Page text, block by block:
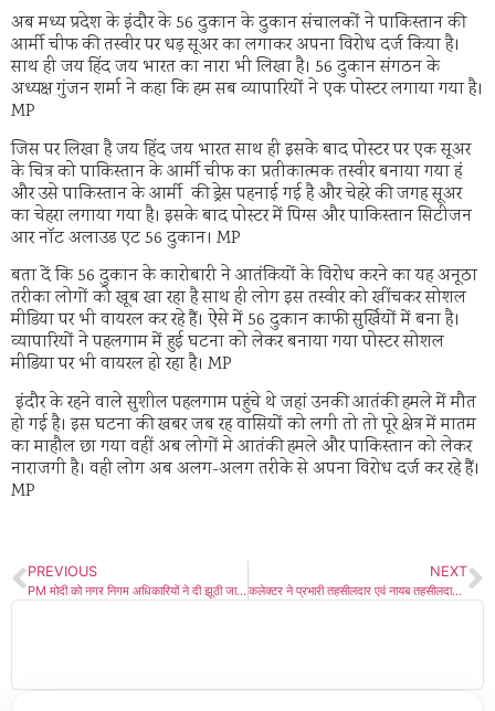
अब मध्य प्रदेश के इंदौर के 56 दुकान के दुकान संचालकों ने पाकिस्तान की
आर्मी चीफ की तस्वीर पर धड़ सूअर का लगाकर अपना विरोध दर्ज किया है।
साथ ही जय हिंद जय भारत का नारा भी लिखा है। 56 दुकान संगठन के
अध्यक्ष गुंजन शर्मा ने कहा कि हम सब व्यापारियों ने एक पोस्टर लगाया गया है।
MP
जिस पर लिखा है जय हिंद जय भारत साथ ही इसके बाद पोस्टर पर एक सूअर
के चित्र को पाकिस्तान के आर्मी चीफ का प्रतीकात्मक तस्वीर बनाया गया हं
और उसे पाकिस्तान के आर्मी की ड्रेस पहनाई गई है और चेहरे की जगह सूअर
का चेहरा लगाया गया है। इसके बाद पोस्टर में पिग्स और पाकिस्तान सिटीजन
आर नॉट अलाउड एट 56 दुकान। MP
बता दें कि 56 दुकान के कारोबारी ने आतंकियों के विरोध करने का यह अनूठा
तरीका लोगों को खूब खा रहा है साथ ही लोग इस तस्वीर को खींचकर सोशल
मीडिया पर भी वायरल कर रहे हैं। ऐसे में 56 दुकान काफी सुर्खियों में बना है।
व्यापारियों ने पहलगाम में हुई घटना को लेकर बनाया गया पोस्टर सोशल
मीडिया पर भी वायरल हो रहा है। MP
इंदौर के रहने वाले सुशील पहलगाम पहुंचे थे जहां उनकी आतंकी हमले में मौत
हो गई है। इस घटना की खबर जब रह वासियों को लगी तो तो पूरे क्षेत्र में मातम
का माहौल छा गया वहीं अब लोगों मे आतंकी हमले और पाकिस्तान को लेकर
नाराजगी है। वही लोग अब अलग-अलग तरीके से अपना विरोध दर्ज कर रहे हैं।
MP
PREVIOUS
PM मोदी को नगर निगम अधिकारियों ने दी झूठी जानकारी! कांग्रेस पार्षद ने परिषद बैठक में किया खुलासा, अध्यक्ष, प्रभारी महापौर और कमिश्नर की बढ़ी मुश्किलें
NEXT
कलेक्टर ने प्रभारी तहसीलदार एवं नायब तहसीलदारों के प्रभार में फेरबदल,विवादित प्रभारी नायब तहसीलदार भू-अभिलेख शाखा अटैच